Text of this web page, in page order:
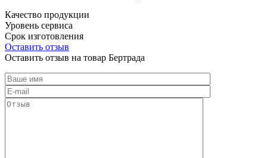
Качество продукции
Уровень сервиса
Срок изготовления
Оставить отзыв
Оставить отзыв на товар Бертрада